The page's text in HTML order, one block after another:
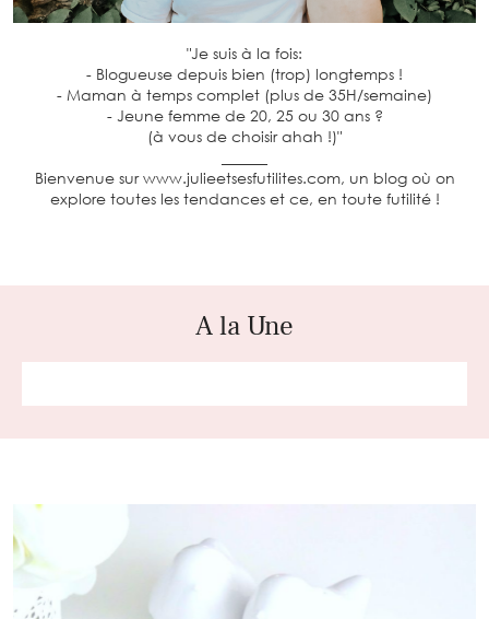
"Je suis à la fois:
- Blogueuse depuis bien (trop) longtemps !
- Maman à temps complet (plus de 35H/semaine)
- Jeune femme de 20, 25 ou 30 ans ?
(à vous de choisir ahah !)"
Bienvenue sur www.julieetsesfutilites.com, un blog où on
explore toutes les tendances et ce, en toute futilité !
A la Une